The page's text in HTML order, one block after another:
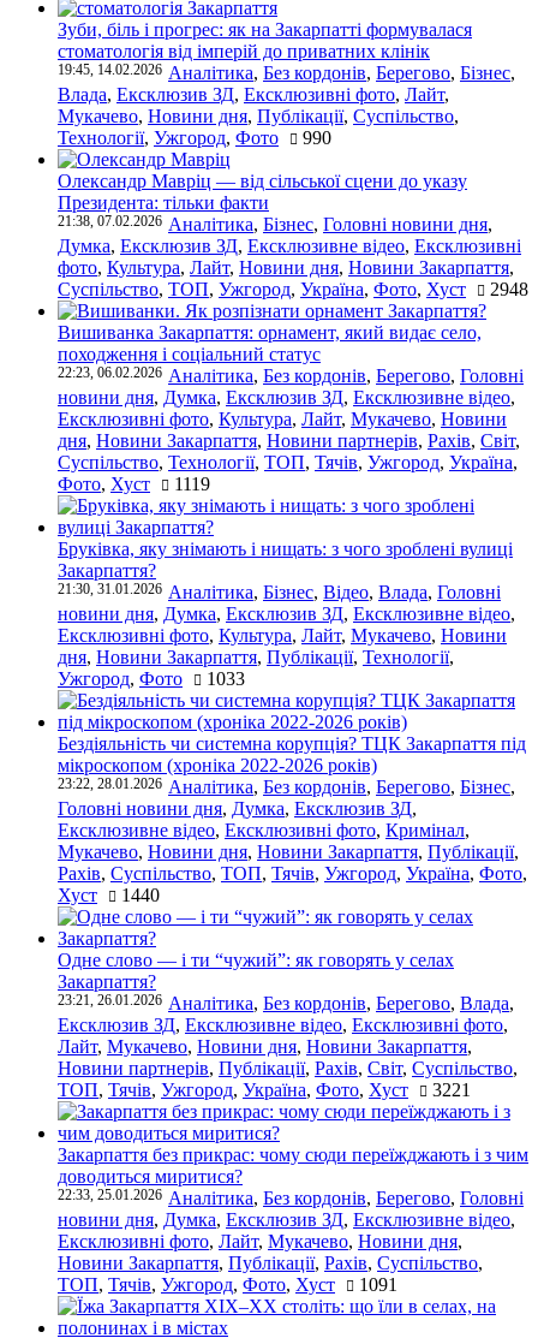
Зуби, біль і прогрес: як на Закарпатті формувалася
стоматологія від імперій до приватних клінік
19:45, 14.02.2026 Аналітика, Без кордонів, Берегово, Бізнес,
Влада, Ексклюзив ЗД, Ексклюзивні фото, Лайт,
Мукачево, Новини дня, Публікації, Суспільство,
Технології, Ужгород, Фото 990
Олександр Мавріц — від сільської сцени до указу
Президента: тільки факти
21:38, 07.02.2026 Аналітика, Бізнес, Головні новини дня,
Думка, Ексклюзив ЗД, Ексклюзивне відео, Ексклюзивні
фото, Культура, Лайт, Новини дня, Новини Закарпаття,
Суспільство, ТОП, Ужгород, Україна, Фото, Хуст 2948
Вишиванка Закарпаття: орнамент, який видає село,
походження і соціальний статус
22:23, 06.02.2026 Аналітика, Без кордонів, Берегово, Головні
новини дня, Думка, Ексклюзив ЗД, Ексклюзивне відео,
Ексклюзивні фото, Культура, Лайт, Мукачево, Новини
дня, Новини Закарпаття, Новини партнерів, Рахів, Світ,
Суспільство, Технології, ТОП, Тячів, Ужгород, Україна,
Фото, Хуст 1119
Бруківка, яку знімають і нищать: з чого зроблені вулиці
Закарпаття?
21:30, 31.01.2026 Аналітика, Бізнес, Відео, Влада, Головні
новини дня, Думка, Ексклюзив ЗД, Ексклюзивне відео,
Ексклюзивні фото, Культура, Лайт, Мукачево, Новини
дня, Новини Закарпаття, Публікації, Технології,
Ужгород, Фото 1033
Бездіяльність чи системна корупція? ТЦК Закарпаття під
мікроскопом (хроніка 2022-2026 років)
23:22, 28.01.2026 Аналітика, Без кордонів, Берегово, Бізнес,
Головні новини дня, Думка, Ексклюзив ЗД,
Ексклюзивне відео, Ексклюзивні фото, Кримінал,
Мукачево, Новини дня, Новини Закарпаття, Публікації,
Рахів, Суспільство, ТОП, Тячів, Ужгород, Україна, Фото,
Хуст
1440
Одне слово — і ти “чужий”: як говорять у селах
Закарпаття?
23:21, 26.01.2026 Аналітика, Без кордонів, Берегово, Влада,
Ексклюзив ЗД, Ексклюзивне відео, Ексклюзивні фото,
Лайт, Мукачево, Новини дня, Новини Закарпаття,
Новини партнерів, Публікації, Рахів, Світ, Суспільство,
ТОП, Тячів, Ужгород, Україна, Фото, Хуст 3221
Закарпаття без прикрас: чому сюди переїжджають і з чим
доводиться миритися?
22:33, 25.01.2026 Аналітика, Без кордонів, Берегово, Головні
новини дня, Думка, Ексклюзив ЗД, Ексклюзивне відео,
Ексклюзивні фото, Лайт, Мукачево, Новини дня,
Новини Закарпаття, Публікації, Рахів, Суспільство,
ТОП, Тячів, Ужгород, Фото, Хуст 1091